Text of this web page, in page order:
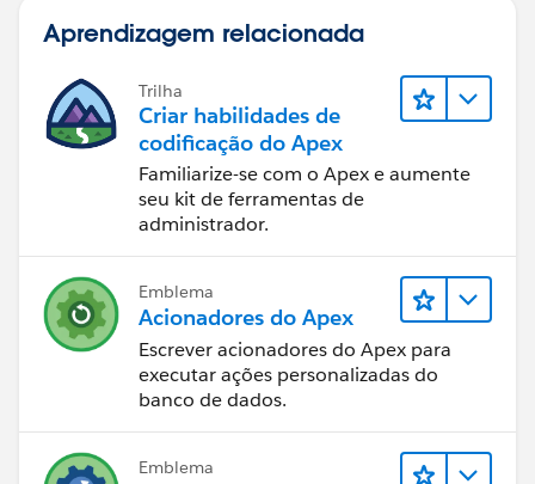
Aprendizagem relacionada
Trilha
Criar habilidades de
codificação do Apex
Familiarize-se com o Apex e aumente
seu kit de ferramentas de
administrador.
Emblema
Acionadores do Apex
Escrever acionadores do Apex para
executar ações personalizadas do
banco de dados.
Emblema